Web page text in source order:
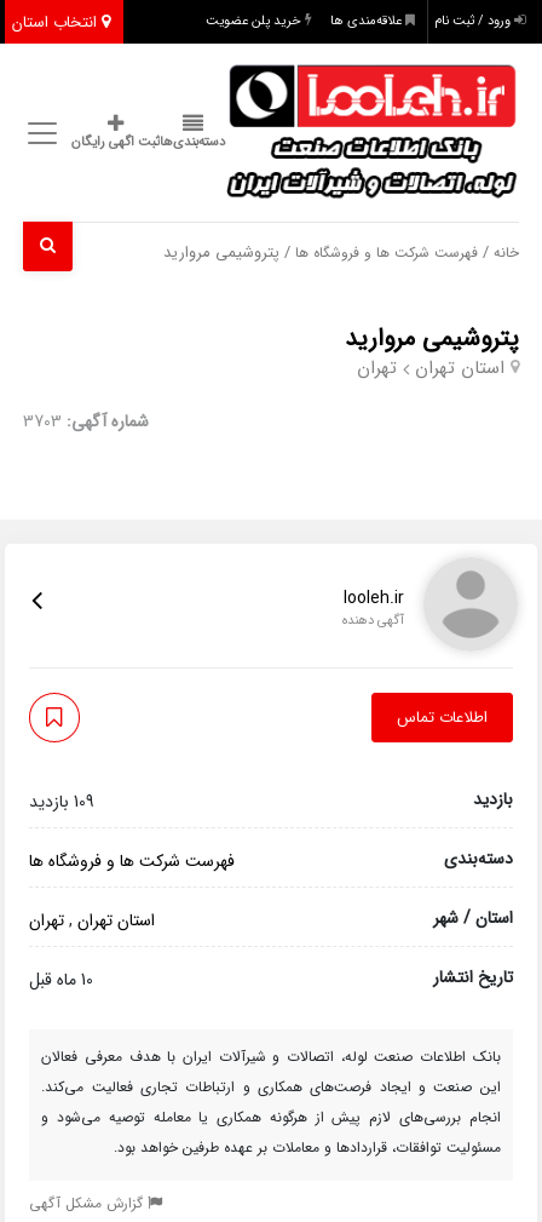
انتخاب استان ورود / ثبت نام علاقه‌مندی ها خرید پلن عضویت
دسته‌بندی‌هاثبت اگهی رایگان
خانه /فهرست شرکت ها و فروشگاه ها / پتروشیمی مروارید
پتروشیمی مروارید
استان تهران تهران
شماره آگهی: 3703
looleh.ir
آگهی دهنده
اطلاعات تماس
بازدید 109 بازدید
دسته‌بندی فهرست شرکت ها و فروشگاه ها
استان / شهر استان تهران,تهران
تاریخ انتشار 10 ماه قبل
بانک اطلاعات صنعت لوله، اتصالات و شیرآلات ایران با هدف معرفی فعالان
این صنعت و ایجاد فرصت‌های همکاری و ارتباطات تجاری فعالیت می‌کند.
انجام بررسی‌های لازم پیش از هرگونه همکاری یا معامله توصیه می‌شود و
مسئولیت توافقات، قراردادها و معاملات بر عهده طرفین خواهد بود.
گزارش مشکل آگهی